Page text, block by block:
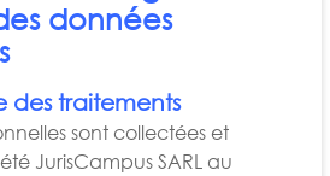
données
des traitements
sont collectées et
JurisCampus SARL au